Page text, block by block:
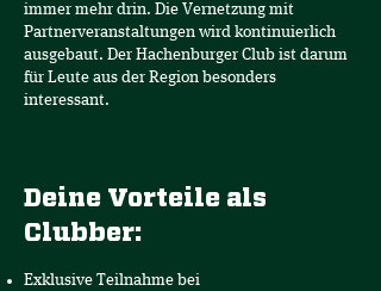
immer mehr drin. Die Vernetzung mit
Partnerveranstaltungen wird kontinuierlich
ausgebaut. Der Hachenburger Club ist darum
für Leute aus der Region besonders
interessant.
Deine Vorteile als
Clubber:
Exklusive Teilnahme bei